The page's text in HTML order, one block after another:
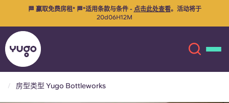
🔒 只需支付99欧元押金，即可预订26/27日的房间！预订您的房间
房型类型 Yugo Bottleworks